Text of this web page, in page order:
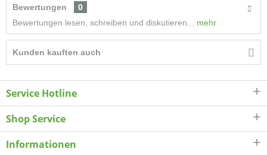
Bewertungen
0
Bewertungen lesen, schreiben und diskutieren...
mehr
Kunden kauften auch
Service Hotline
Shop Service
Informationen